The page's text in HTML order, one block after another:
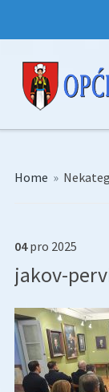
Home »
04 pro 2025
jakov-